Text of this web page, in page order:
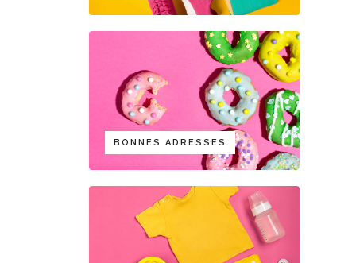
BONNES ADRESSES